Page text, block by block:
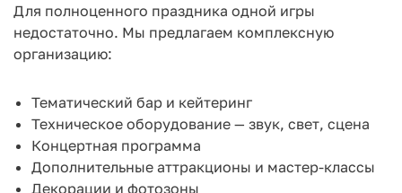
Для полноценного праздника одной игры
недостаточно. Мы предлагаем комплексную
организацию:
Тематический бар и кейтеринг
Техническое оборудование — звук, свет, сцена
Концертная программа
Дополнительные аттракционы и мастер-классы
Декорации и фотозоны